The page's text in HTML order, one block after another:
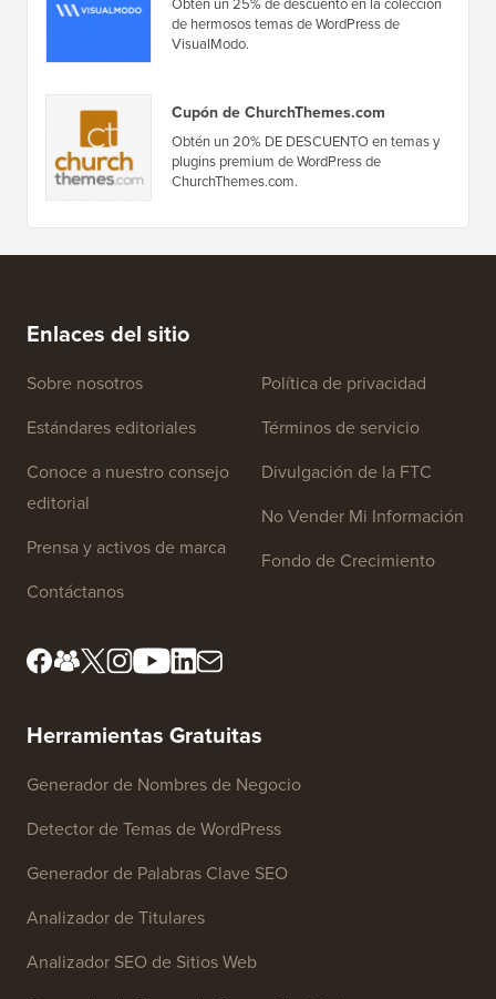
de hermosos temas de WordPress de
VisualModo.
Cupón de ChurchThemes.com
Obtén un 20% DE DESCUENTO en temas y
plugins premium de WordPress de
ChurchThemes.com.
Enlaces del sitio
Sobre nosotros
Estándares editoriales
Conoce a nuestro consejo
editorial
Prensa y activos de marca
Contáctanos
Política de privacidad
Términos de servicio
Divulgación de la FTC
No Vender Mi Información
Fondo de Crecimiento
Herramientas Gratuitas
Generador de Nombres de Negocio
Detector de Temas de WordPress
Generador de Palabras Clave SEO
Analizador de Titulares
Analizador SEO de Sitios Web